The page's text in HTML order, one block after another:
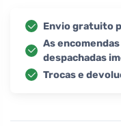
Envio gratuito
As
despachadas
Trocas e